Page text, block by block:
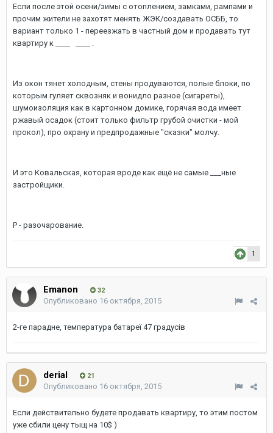
Если после этой осени/зимы с отоплением, замками, рампами и
прочим жители не захотят менять ЖЭК/создавать ОСББ, то
вариант только 1 - переезжать в частный дом и продавать тут
квартиру к ____ ____ .
Из окон тянет холодным, стены продуваются, полые блоки, по
которым гуляет сквозняк и вонидло разное (сигареты),
шумоизоляция как в картонном домике, горячая вода имеет
ржавый осадок (стоит только фильтр грубой очистки - мой
прокол), про охрану и предпродажные "сказки" молчу.
И это Ковальская, которая вроде как ещё не самые ___ные
застройщики.
Р - разочарование.
1
Emanon 32
Опубликовано 16 октября, 2015
2-ге парадне, температура батареї 47 градусів
derial 21
Опубликовано 16 октября, 2015
Если действительно будете продавать квартиру, то этим постом
уже сбили цену тыщ на 10$ )